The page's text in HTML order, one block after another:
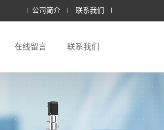
公司简介 联系我们
在线留言 联系我们